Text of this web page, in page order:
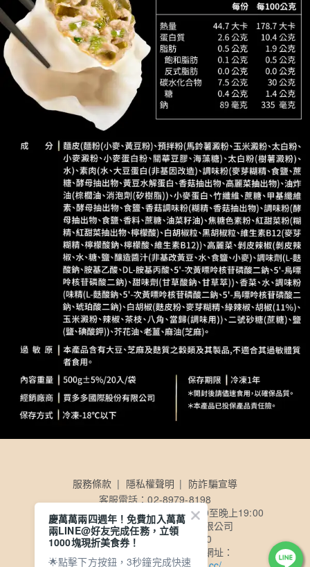
服務條款 隱私權聲明
防詐騙宣導
客服電話：02-8979-8198
客服時間：【週一至週五】早上10:00至晚上19:00
公司名稱：買多多國際股份有限公司
公司統一編號：50857140
公司電子發票查詢及載具歸戶網址：
慶萬萬兩四週年！免費加入萬萬
兩LINE@好友完成任務，立領
1000塊現折美食券！
🌟點擊下方按鈕，3秒鐘完成快速